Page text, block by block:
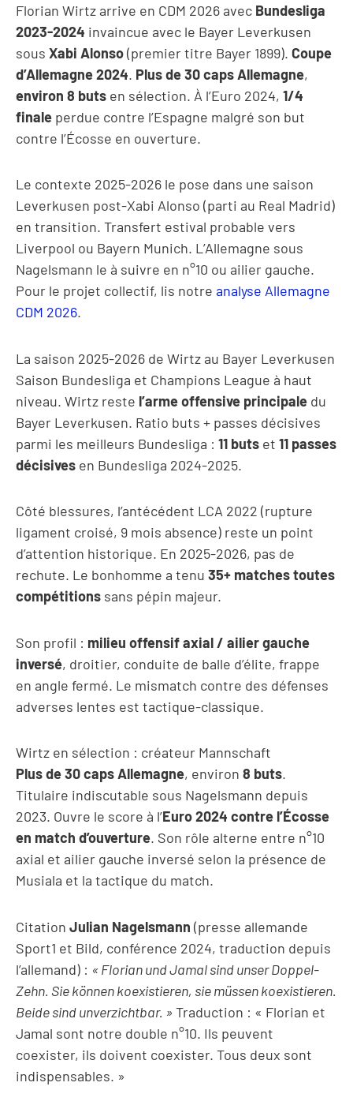
Florian Wirtz arrive en CDM 2026 avec Bundesliga
2023-2024 invaincue avec le Bayer Leverkusen
sous Xabi Alonso(premier titre Bayer 1899). Coupe
d’Allemagne 2024. Plus de 30 caps Allemagne,
environ 8 buts en sélection. À l’Euro 2024, 1/4
finale perdue contre l’Espagne malgré son but
contre l’Écosse en ouverture.
Le contexte 2025-2026 le pose dans une saison
Leverkusen post-Xabi Alonso (parti au Real Madrid)
en transition. Transfert estival probable vers
Liverpool ou Bayern Munich. L’Allemagne sous
Nagelsmann le à suivre en n°10 ou ailier gauche.
Pour le projet collectif, lis notre analyse Allemagne
CDM 2026.
La saison 2025-2026 de Wirtz au Bayer Leverkusen
Saison Bundesliga et Champions League à haut
niveau. Wirtz reste l’arme offensive principale du
Bayer Leverkusen. Ratio buts + passes décisives
parmi les meilleurs Bundesliga : 11 buts et 11 passes
décisives en Bundesliga 2024-2025.
Côté blessures, l’antécédent LCA 2022 (rupture
ligament croisé, 9 mois absence) reste un point
d’attention historique. En 2025-2026, pas de
rechute. Le bonhomme a tenu 35+ matches toutes
compétitions sans pépin majeur.
Son profil : milieu offensif axial / ailier gauche
inversé, droitier, conduite de balle d’élite, frappe
en angle fermé. Le mismatch contre des défenses
adverses lentes est tactique-classique.
Wirtz en sélection : créateur Mannschaft
Plus de 30 caps Allemagne, environ 8 buts.
Titulaire indiscutable sous Nagelsmann depuis
2023. Ouvre le score à l’Euro 2024 contre l’Écosse
en match d’ouverture. Son rôle alterne entre n°10
axial et ailier gauche inversé selon la présence de
Musiala et la tactique du match.
Citation Julian Nagelsmann (presse allemande
Sport1 et Bild, conférence 2024, traduction depuis
l’allemand) : « Florian und Jamal sind unser Doppel-
Zehn. Sie können koexistieren, sie müssen koexistieren.
Beide sind unverzichtbar. » Traduction : « Florian et
Jamal sont notre double n°10. Ils peuvent
coexister, ils doivent coexister. Tous deux sont
indispensables. »